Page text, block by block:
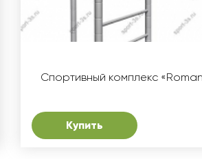
Спортивный комплекс
Купить